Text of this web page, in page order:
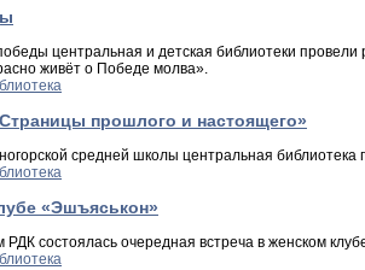
центральная и детская библиотеки
живёт о Победе молва».
прошлого и настоящего»
средней школы центральная
«Эшъяськон»
РДК состоялась очередная встреча в женском